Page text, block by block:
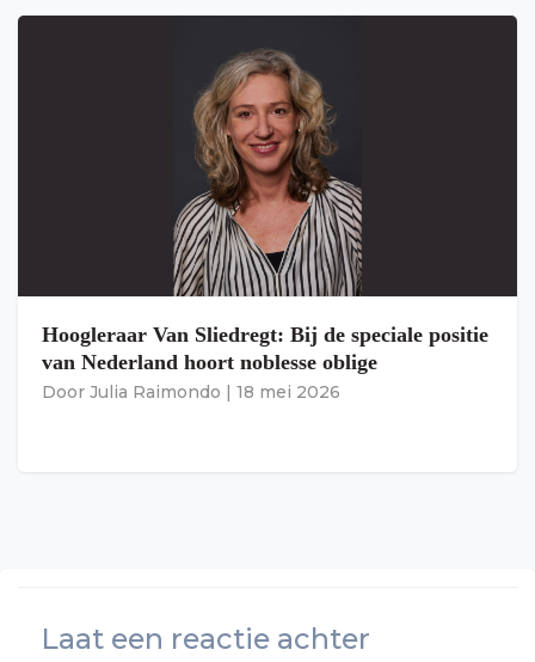
Hoogleraar Van Sliedregt: Bij de speciale positie
van Nederland hoort noblesse oblige
Door Julia Raimondo | 18 mei 2026
Laat een reactie achter